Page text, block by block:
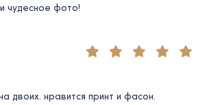
чудесное фото!
двоих. нравится принт и фасон.